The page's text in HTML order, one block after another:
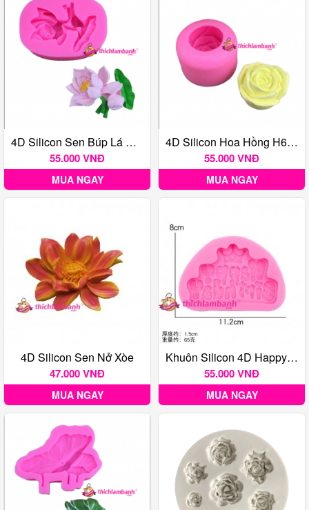
4D Silicon Sen Búp Lá H8554
55.000 VNĐ
MUA NGAY
4D Silicon Hoa Hồng H6670 5.3cm
55.000 VNĐ
MUA NGAY
4D Silicon Sen Nở Xòe
47.000 VNĐ
MUA NGAY
Khuôn Silicon 4D Happy Birthday 1396
55.000 VNĐ
MUA NGAY